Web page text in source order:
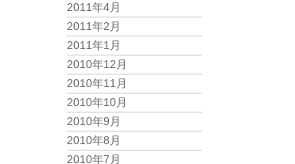
2011年4月
2011年2月
2011年1月
2010年12月
2010年11月
2010年10月
2010年9月
2010年8月
2010年7月